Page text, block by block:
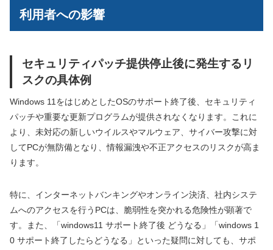
利用者への影響
セキュリティパッチ提供停止後に発生するリ
スクの具体例
Windows 11をはじめとしたOSのサポート終了後、セキュリティ
パッチや重要な更新プログラムが提供されなくなります。これに
より、未対応の新しいウイルスやマルウェア、サイバー攻撃に対
してPCが無防備となり、情報漏洩や不正アクセスのリスクが高ま
ります。
特に、インターネットバンキングやオンライン決済、社内システ
ムへのアクセスを行うPCは、脆弱性を突かれる危険性が顕著で
す。また、「windows11 サポート終了後 どうなる」「windows 1
0 サポート終了したらどうなる」といった疑問に対しても、サポ